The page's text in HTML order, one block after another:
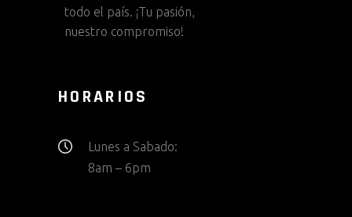
todo el país. ¡Tu pasión,
nuestro compromiso!
HORARIOS
Lunes a Sabado:
8am – 6pm